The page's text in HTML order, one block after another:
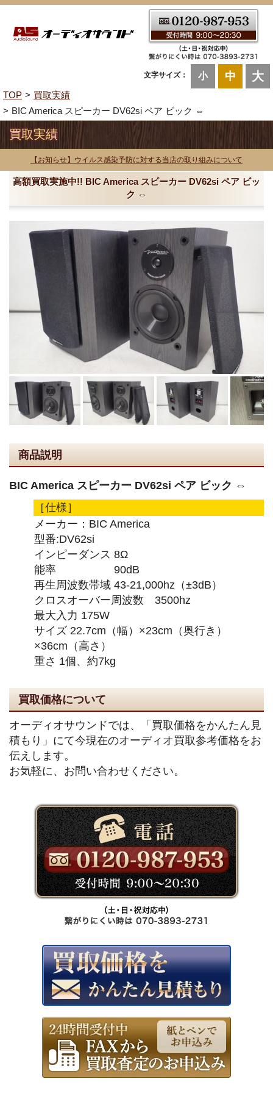
文字サイズ： 小 中 大
TOP
買取実績
BIC America スピーカー DV62si ペア ビック ⇔
買取実績
【お知らせ】ウイルス感染予防に対する当店の取り組みについて
高額買取実施中!! BIC America スピーカー DV62si ペア ビッ
ク ⇔
商品説明
BIC America スピーカー DV62si ペア ビック ⇔
［仕様］
メーカー：BIC America
型番:DV62si
インピーダンス 8Ω
能率 90dB
再生周波数帯域 43-21,000hz（±3dB）
クロスオーバー周波数 3500hz
最大入力 175W
サイズ 22.7cm（幅）×23cm（奥行き）
×36cm（高さ）
重さ 1個、約7kg
買取価格について
オーディオサウンドでは、「買取価格をかんたん見
積もり」にて今現在のオーディオ買取参考価格をお
伝えします。
お気軽に、お問い合わせください。